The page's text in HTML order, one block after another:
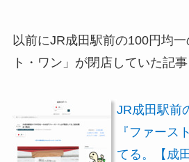
以前にJR成田駅前の100円均
ト・ワン」が閉店していた記事
JR成田駅前
『ファース
てる。【成